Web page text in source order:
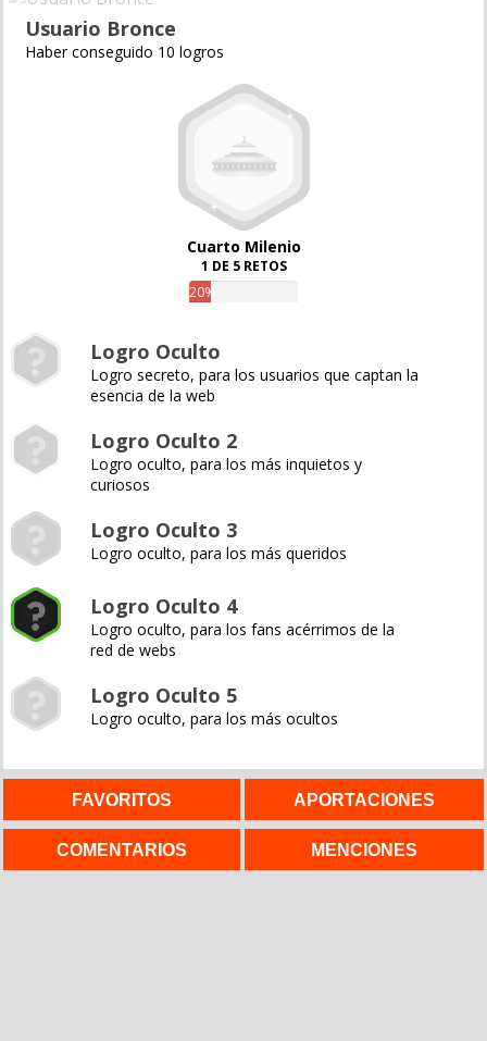
Usuario Bronce
Haber conseguido 10 logros
Cuarto Milenio
1 DE 5 RETOS
20%
Logro Oculto
Logro secreto, para los usuarios que captan la
esencia de la web
Logro Oculto 2
Logro oculto, para los más inquietos y
curiosos
Logro Oculto 3
Logro oculto, para los más queridos
Logro Oculto 4
Logro oculto, para los fans acérrimos de la
red de webs
Logro Oculto 5
Logro oculto, para los más ocultos
FAVORITOS APORTACIONES
COMENTARIOS MENCIONES